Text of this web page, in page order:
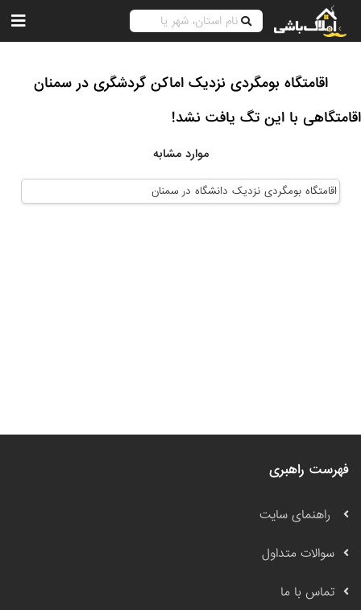
اقامتگاه بومگردی نزدیک اماکن گردشگری در سمنان
اقامتگاهی با این تگ یافت نشد!
موارد مشابه
اقامتگاه بومگردی نزدیک دانشگاه در سمنان
فهرست راهبری
راهنمای سایت
سوالات متداول
تماس با ما